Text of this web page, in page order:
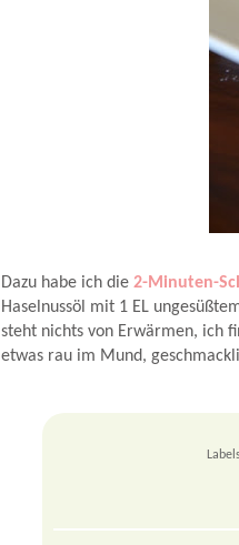
Dazu habe ich die2-Minuten-
Haselnussöl mit 1 EL
steht nichts von Erwärmen, ich
etwas rau im Mund,